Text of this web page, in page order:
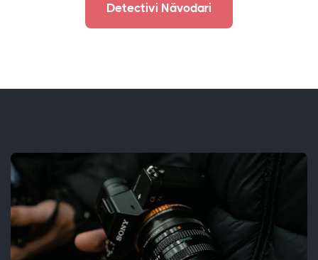
Detectivi Năvodari